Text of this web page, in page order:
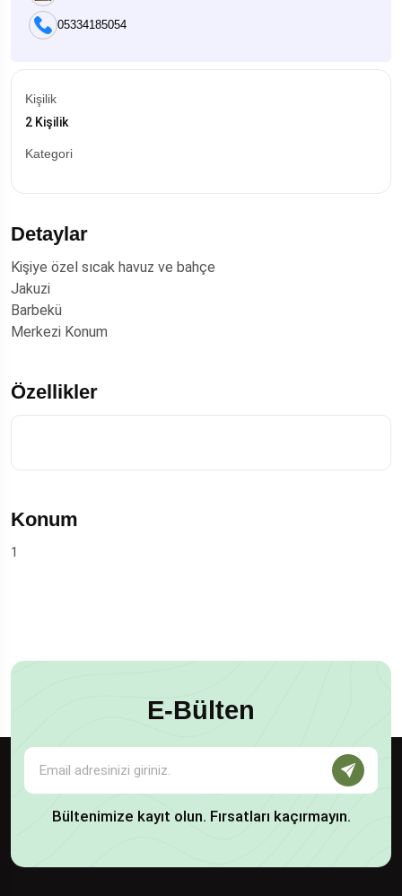
05334185054
Kişilik
2 Kişilik
Kategori
Detaylar
Kişiye özel sıcak havuz ve bahçe
Jakuzi
Barbekü
Merkezi Konum
Özellikler
Konum
1
E-Bülten
Bültenimize kayıt olun. Fırsatları kaçırmayın.